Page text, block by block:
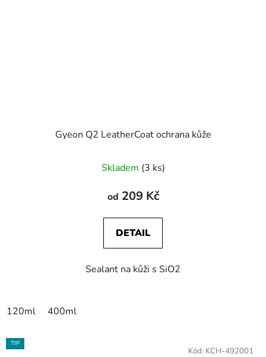
Gyeon Q2 LeatherCoat ochrana kůže
Skladem (3 ks)
od 209 Kč
DETAIL
Sealant na kůži s SiO2
120ml 400ml
TIP
Kód: KCH-492001